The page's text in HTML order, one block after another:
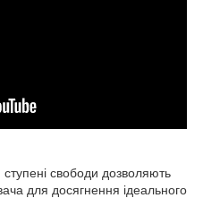
свободи дозволяють
для досягнення ідеального